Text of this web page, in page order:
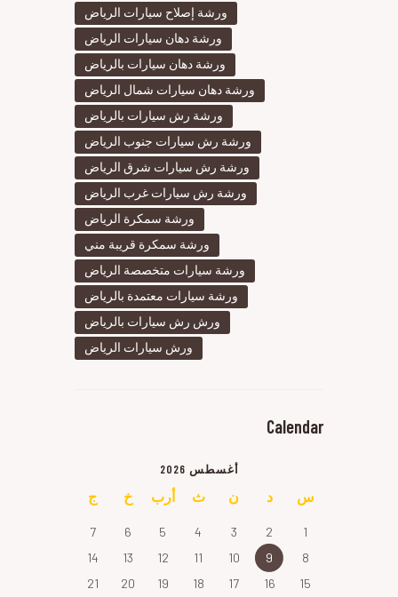
ورشة إصلاح سيارات الرياض
ورشة دهان سيارات الرياض
ورشة دهان سيارات بالرياض
ورشة دهان سيارات شمال الرياض
ورشة رش سيارات بالرياض
ورشة رش سيارات جنوب الرياض
ورشة رش سيارات شرق الرياض
ورشة رش سيارات غرب الرياض
ورشة سمكرة الرياض
ورشة سمكرة قريبة مني
ورشة سيارات متخصصة الرياض
ورشة سيارات معتمدة بالرياض
ورش رش سيارات بالرياض
ورش سيارات الرياض
Calendar
أغسطس 2026
س د ن ث أرب خ ج
1
2
3
4
5
6
7
8
9
10
11
12
13
14
15
16
17
18
19
20
21